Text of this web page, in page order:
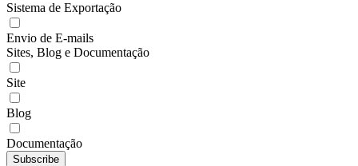
Sistema de Exportação
Envio de E-mails
Sites, Blog e Documentação
Site
Blog
Documentação
Subscribe